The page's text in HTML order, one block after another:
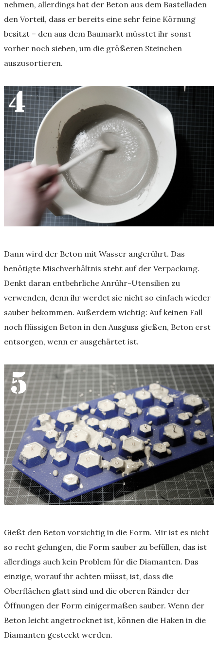
nehmen, allerdings hat der Beton aus dem Bastelladen
den Vorteil, dass er bereits eine sehr feine Körnung
besitzt – den aus dem Baumarkt müsstet ihr sonst
vorher noch sieben, um die größeren Steinchen
auszusortieren.
Dann wird der Beton mit Wasser angerührt. Das
benötigte Mischverhältnis steht auf der Verpackung.
Denkt daran entbehrliche Anrühr-Utensilien zu
verwenden, denn ihr werdet sie nicht so einfach wieder
sauber bekommen. Außerdem wichtig: Auf keinen Fall
noch flüssigen Beton in den Ausguss gießen, Beton erst
entsorgen, wenn er ausgehärtet ist.
Gießt den Beton vorsichtig in die Form. Mir ist es nicht
so recht gelungen, die Form sauber zu befüllen, das ist
allerdings auch kein Problem für die Diamanten. Das
einzige, worauf ihr achten müsst, ist, dass die
Oberflächen glatt sind und die oberen Ränder der
Öffnungen der Form einigermaßen sauber. Wenn der
Beton leicht angetrocknet ist, können die Haken in die
Diamanten gesteckt werden.